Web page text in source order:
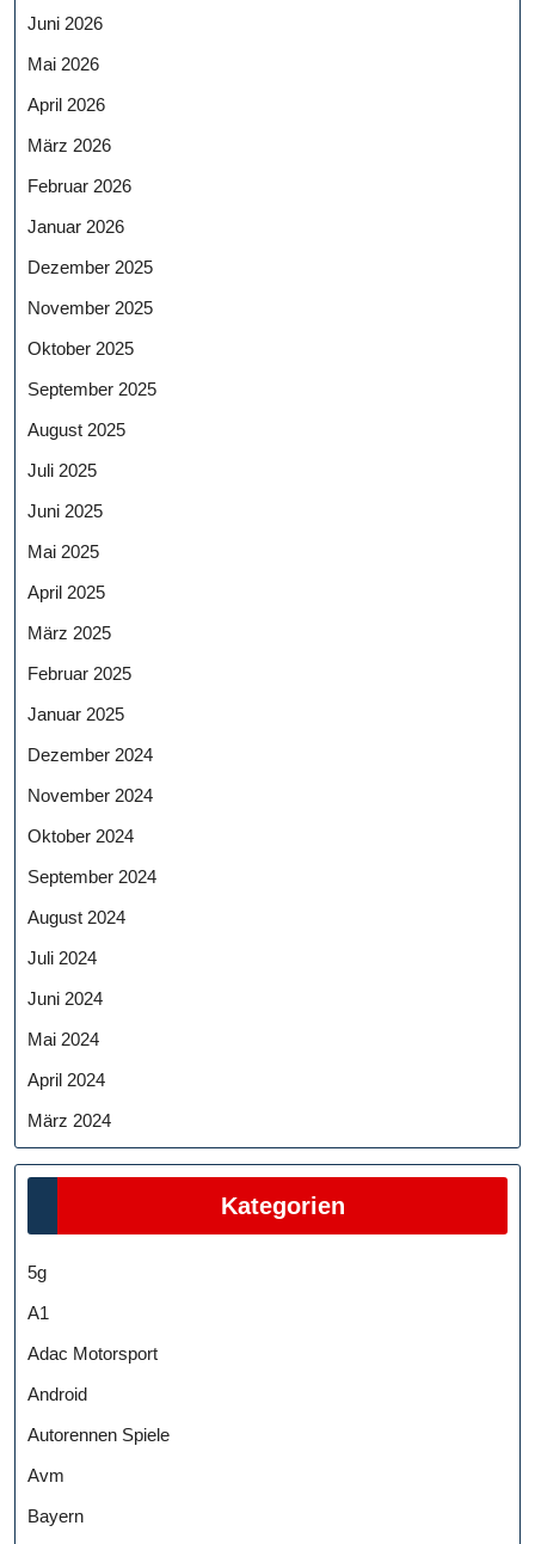
Juni 2026
Mai 2026
April 2026
März 2026
Februar 2026
Januar 2026
Dezember 2025
November 2025
Oktober 2025
September 2025
August 2025
Juli 2025
Juni 2025
Mai 2025
April 2025
März 2025
Februar 2025
Januar 2025
Dezember 2024
November 2024
Oktober 2024
September 2024
August 2024
Juli 2024
Juni 2024
Mai 2024
April 2024
März 2024
Kategorien
5g
A1
Adac Motorsport
Android
Autorennen Spiele
Avm
Bayern